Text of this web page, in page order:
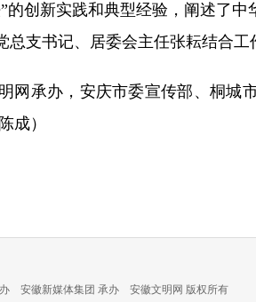
的创新实践和典型经验，阐述了
支书记、居委会主任张耘结合工
承办，安庆市委宣传部、桐城
成）
办 安徽新媒体集团 承办 安徽文明网 版权所有